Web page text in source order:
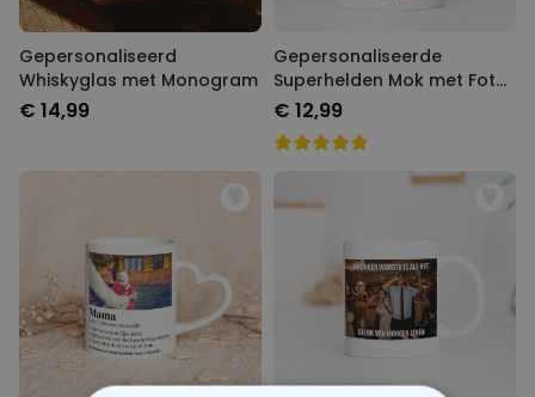
Gepersonaliseerd
Whiskyglas met Monogram
€ 14,99
Gepersonaliseerde
Superhelden Mok met Foto
Gezicht
€ 12,99